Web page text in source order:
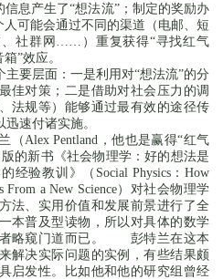
息产生了“想法流”；制定的奖励办
可能会通过不同的渠道（电邮、短
社群网……）重复获得“寻找红气
”效应。
要层面：一是利用对“想法流”的分
佳对策；二是借助对社会压力的调
法规等）能够通过最有效的途径传
速付诸实施。
Alex Pentland，他也是赢得“红气
的新书《社会物理学：好的想法是
验教训》（Social Physics：How
From a New Science）对社会物理学
法、实用价值和发展前景进行了全
本普及型读物，所以对具体的数学
者略窥门道而已。 彭特兰在这本
解决实际问题的实例，有些结果颇
启发性。比如他和他的研究组曾经